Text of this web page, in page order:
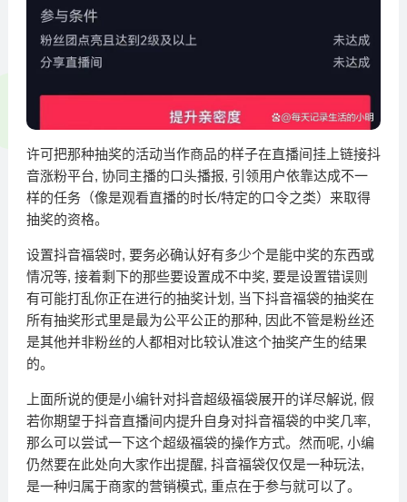
许可把那种抽奖的活动当作商品的样子在直播间挂上链接抖
音涨粉平台, 协同主播的口头播报, 引领用户依靠达成不一
样的任务（像是观看直播的时长/特定的口令之类）来取得
抽奖的资格。
设置抖音福袋时, 要务必确认好有多少个是能中奖的东西或
情况等, 接着剩下的那些要设置成不中奖, 要是设置错误则
有可能打乱你正在进行的抽奖计划, 当下抖音福袋的抽奖在
所有抽奖形式里是最为公平公正的那种, 因此不管是粉丝还
是其他并非粉丝的人都相对比较认准这个抽奖产生的结果
的。
上面所说的便是小编针对抖音超级福袋展开的详尽解说, 假
若你期望于抖音直播间内提升自身对抖音福袋的中奖几率,
那么可以尝试一下这个超级福袋的操作方式。然而呢, 小编
仍然要在此处向大家作出提醒, 抖音福袋仅仅是一种玩法,
是一种归属于商家的营销模式, 重点在于参与就可以了。